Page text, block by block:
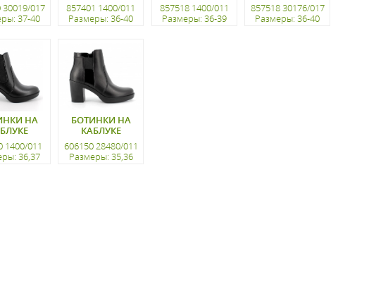
30019/017
37-40
857401 1400/011
Размеры: 36-40
857518 1400/011
Размеры: 36-39
857518 30176/017
Размеры: 36-40
НА
1400/011
36,37
БОТИНКИ НА
КАБЛУКЕ
606150 28480/011
Размеры: 35,36